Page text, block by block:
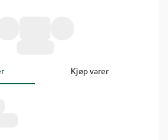
Kjøp varer